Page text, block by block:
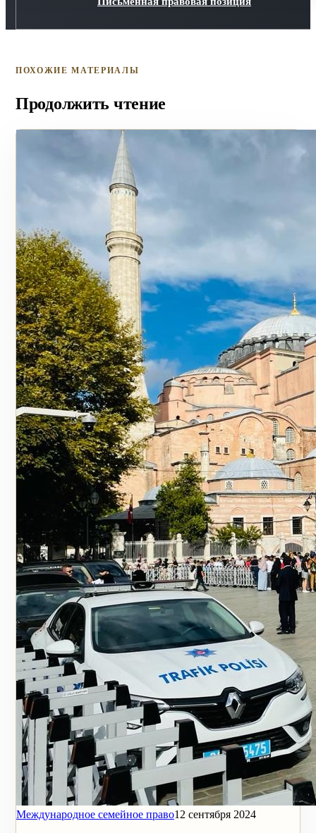
ПОХОЖИЕ МАТЕРИАЛЫ
Продолжить чтение
Международное семейное право12 сентября 2024